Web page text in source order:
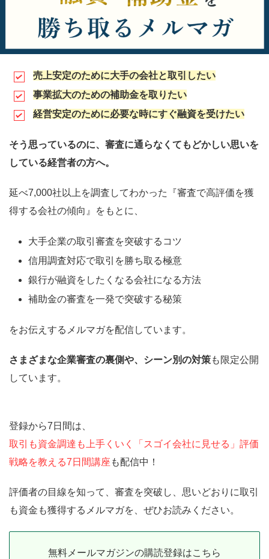
売上安定のために大手の会社と取引したい
事業拡大のための補助金を取りたい
経営安定のために必要な時にすぐ融資を受けたい
そう思っているのに、審査に通らなくてもどかしい思いを
している経営者の方へ。
延べ7,000社以上を調査してわかった『審査で高評価を獲
得する会社の傾向』をもとに、
大手企業の取引審査を突破するコツ
信用調査対応で取引を勝ち取る極意
銀行が融資をしたくなる会社になる方法
補助金の審査を一発で突破する秘策
をお伝えするメルマガを配信しています。
さまざまな企業審査の裏側や、シーン別の対策も限定公開
しています。
登録から7日間は、
取引も資金調達も上手くいく「スゴイ会社に見せる」評価
戦略を教える7日間講座 も配信中！
評価者の目線を知って、審査を突破し、思いどおりに取引
も資金も獲得するメルマガを、ぜひお読みください。
無料メールマガジンの購読登録はこちら